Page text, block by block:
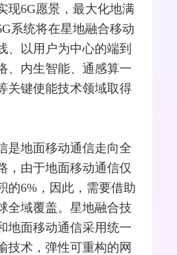
现6G愿景，最大化地满
系统将在星地融合移动
、以用户为中心的端到
、内生智能、通感算一
关键使能技术领域取得
是地面移动通信走向全
，由于地面移动通信仅
的6%，因此，需要借助
全域覆盖。星地融合技
地面移动通信采用统一
技术，弹性可重构的网